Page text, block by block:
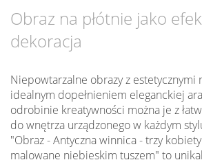
Obraz na płótnie jako
dekoracja
Niepowtarzalne obrazy z estetycznymi
idealnym dopełnieniem eleganckiej
odrobinie kreatywności można je z
do wnętrza urządzonego w każdym
"Obraz - Antyczna winnica - trzy
malowane niebieskim tuszem" to